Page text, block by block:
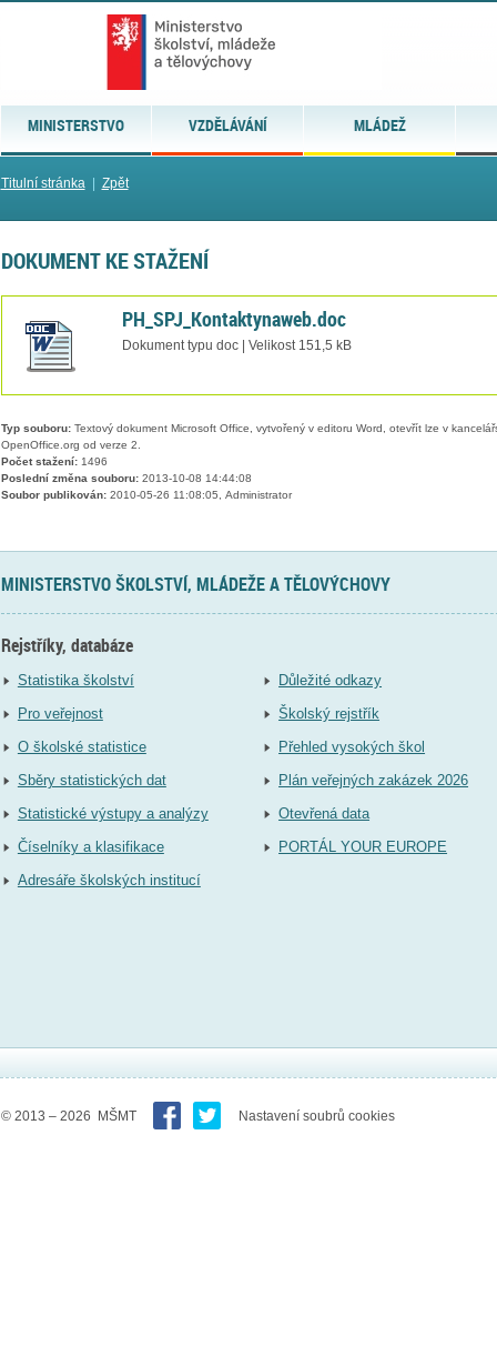
MINISTERSTVO VZDĚLÁVÁNÍ MLÁDEŽ
Titulní stránka| Zpět
DOKUMENT KE STAŽENÍ
PH_SPJ_Kontaktynaweb.doc
Dokument typu doc | Velikost 151,5 kB
Typ souboru:Textový dokument Microsoft Office, vytvořený v editoru Word, otevřít lze v
OpenOffice.org od verze 2.
Počet stažení:1496
Poslední změna souboru:2013-10-08 14:44:08
Soubor publikován:2010-05-26 11:08:05, Administrator
MINISTERSTVO ŠKOLSTVÍ, MLÁDEŽE A TĚLOVÝCHOVY
Rejstříky, databáze
Statistika školství
Pro veřejnost
O školské statistice
Sběry statistických dat
Statistické výstupy a analýzy
Číselníky a klasifikace
Adresáře školských institucí
Důležité odkazy
Školský rejstřík
Přehled vysokých škol
Plán veřejných zakázek 2026
Otevřená data
PORTÁL YOUR EUROPE
© 2013 – 2026 MŠMT Nastavení soubrů cookies